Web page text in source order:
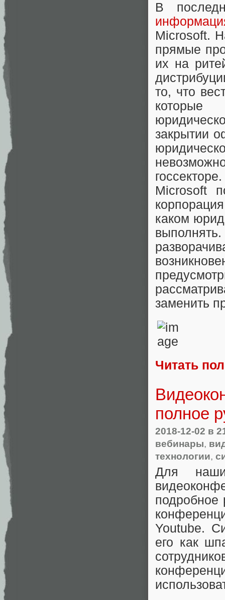
В
Microsoft.
прямые
их на
то, что
которые
закрытии
Microsoft
каком
заменить
Читать
полное
2018-12-02 в
вебинары,
технологии,
Для
подробное
Youtube.
его как